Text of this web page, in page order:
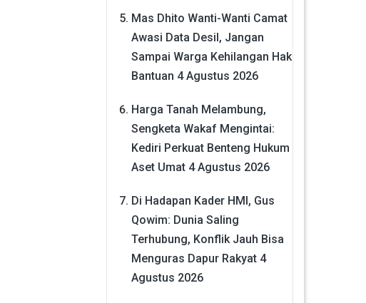
Mas Dhito Wanti-Wanti Camat
Awasi Data Desil, Jangan
Sampai Warga Kehilangan Hak
Bantuan 4 Agustus 2026
Harga Tanah Melambung,
Sengketa Wakaf Mengintai:
Kediri Perkuat Benteng Hukum
Aset Umat 4 Agustus 2026
Di Hadapan Kader HMI, Gus
Qowim: Dunia Saling
Terhubung, Konflik Jauh Bisa
Menguras Dapur Rakyat 4
Agustus 2026